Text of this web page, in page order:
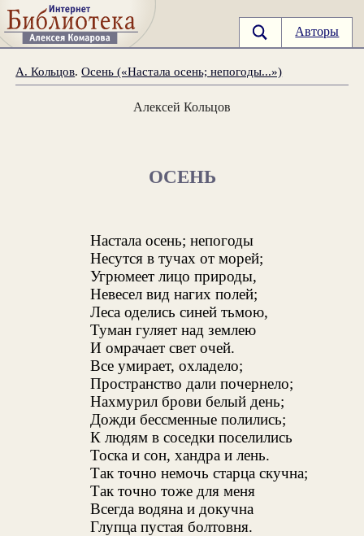
Авторы
А. Кольцов.Осень («Настала осень; непогоды...»)
Алексей Кольцов
ОСЕНЬ
Настала осень; непогоды
Несутся в тучах от морей;
Угрюмеет лицо природы,
Невесел вид нагих полей;
Леса оделись синей тьмою,
Туман гуляет над землею
И омрачает свет очей.
Все умирает, охладело;
Пространство дали почернело;
Нахмурил брови белый день;
Дожди бессменные полились;
К людям в соседки поселились
Тоска и сон, хандра и лень.
Так точно немочь старца скучна;
Так точно тоже для меня
Всегда водяна и докучна
Глупца пустая болтовня.